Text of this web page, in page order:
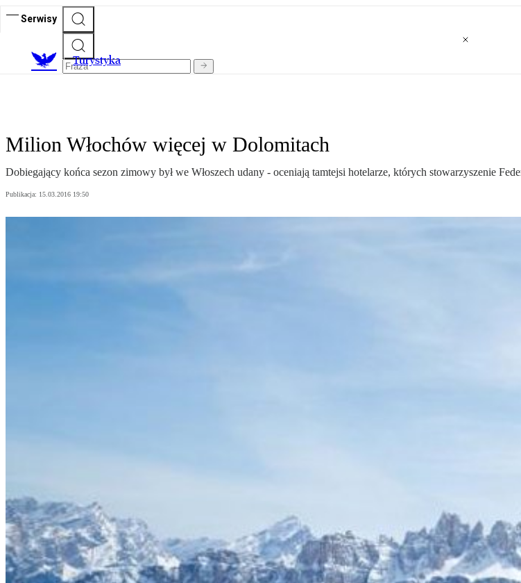
Serwisy
Turystyka
Milion Włochów więcej w Dolomitach
Dobiegający końca sezon zimowy był we Włoszech udany - oceniają tamtejsi hotelarze, których stowarzyszenie
Publikacja: 15.03.2016 19:50